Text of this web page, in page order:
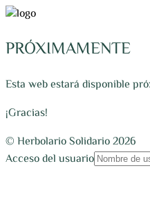
PRÓXIMAMENTE
Esta web estará disponible
¡Gracias!
© Herbolario Solidario 2026
Acceso del usuario